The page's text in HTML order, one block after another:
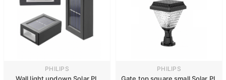
PHILIPS PHILIPS